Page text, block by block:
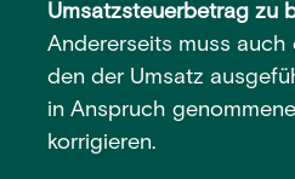
Umsatzsteuerbetrag zu
Andererseits muss auch
den der Umsatz
in Anspruch
korrigieren.